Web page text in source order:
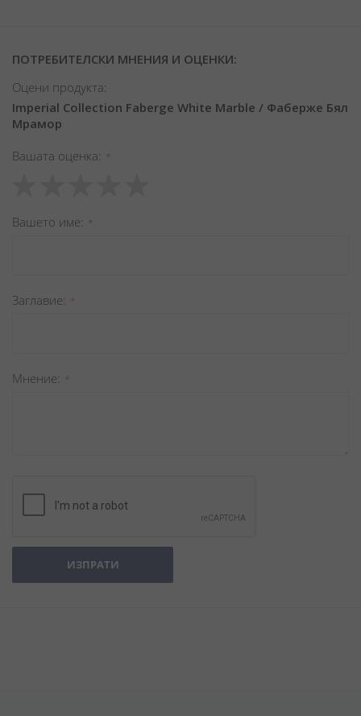
ПОТРЕБИТЕЛСКИ МНЕНИЯ И ОЦЕНКИ:
Оцени продукта:
Imperial Collection Faberge White Marble / Фаберже Бял
Мрамор
Вашата оценка
star
stars
stars
stars
stars
Вашето име
Заглавиe
Мнение
ИЗПРАТИ